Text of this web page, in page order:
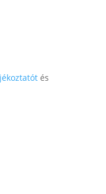
és